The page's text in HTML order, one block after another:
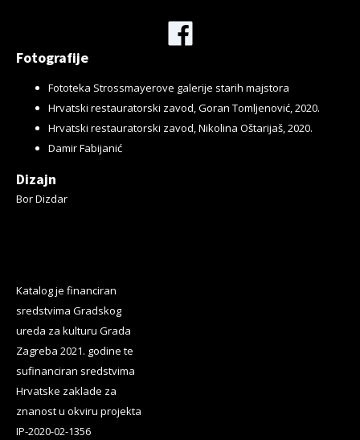
Fotografije
Fototeka Strossmayerove galerije starih majstora
Hrvatski restauratorski zavod, Goran Tomljenović, 2020.
Hrvatski restauratorski zavod, Nikolina Oštarijaš, 2020.
Damir Fabijanić
Dizajn
Bor Dizdar
Katalog je financiran
sredstvima Gradskog
ureda za kulturu Grada
Zagreba 2021. godine te
sufinanciran sredstvima
Hrvatske zaklade za
znanost u okviru projekta
IP-2020-02-1356